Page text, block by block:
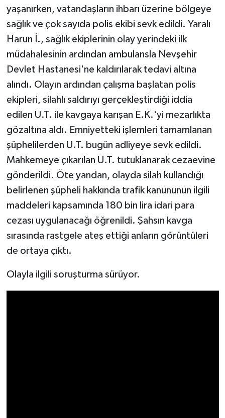
yaşanırken, vatandaşların ihbarı üzerine bölgeye
sağlık ve çok sayıda polis ekibi sevk edildi. Yaralı
Harun İ., sağlık ekiplerinin olay yerindeki ilk
müdahalesinin ardından ambulansla Nevşehir
Devlet Hastanesi'ne kaldırılarak tedavi altına
alındı. Olayın ardından çalışma başlatan polis
ekipleri, silahlı saldırıyı gerçekleştirdiği iddia
edilen U.T. ile kavgaya karışan E.K.'yi mezarlıkta
gözaltına aldı. Emniyetteki işlemleri tamamlanan
şüphelilerden U.T. bugün adliyeye sevk edildi.
Mahkemeye çıkarılan U.T. tutuklanarak cezaevine
gönderildi. Öte yandan, olayda silah kullandığı
belirlenen şüpheli hakkında trafik kanununun ilgili
maddeleri kapsamında 180 bin lira idari para
cezası uygulanacağı öğrenildi. Şahsın kavga
sırasında rastgele ateş ettiği anların görüntüleri
de ortaya çıktı.
Olayla ilgili soruşturma sürüyor.